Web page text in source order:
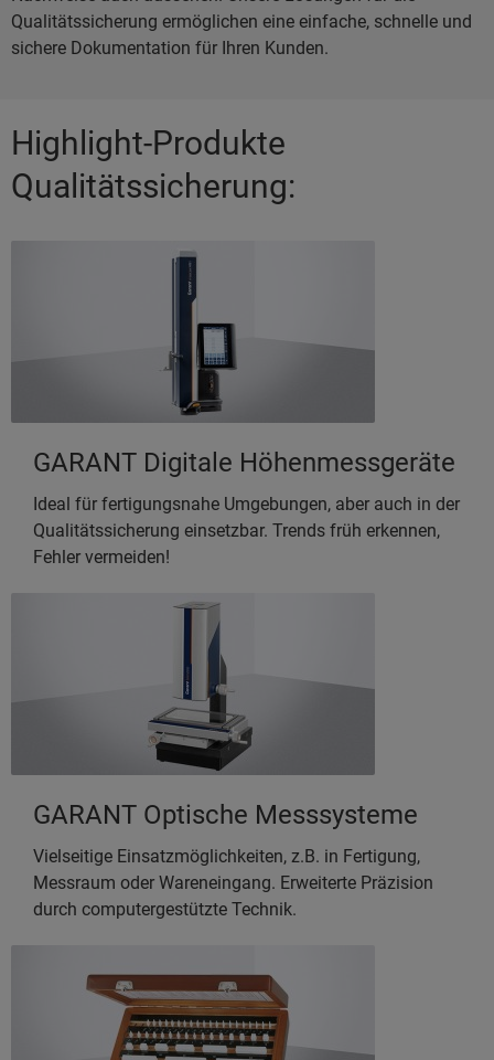
Qualitätssicherung ermöglichen eine einfache, schnelle und
sichere Dokumentation für Ihren Kunden.
Highlight-Produkte
Qualitätssicherung:
GARANT Digitale Höhenmessgeräte
Ideal für fertigungsnahe Umgebungen, aber auch in der
Qualitätssicherung einsetzbar. Trends früh erkennen,
Fehler vermeiden!
GARANT Optische Messsysteme
Vielseitige Einsatzmöglichkeiten, z.B. in Fertigung,
Messraum oder Wareneingang. Erweiterte Präzision
durch computergestützte Technik.